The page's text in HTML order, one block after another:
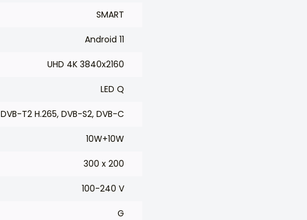
SMART
Android 11
UHD 4K 3840x2160
LED Q
DVB-T2 H.265, DVB-S2, DVB-C
10W+10W
300 x 200
100-240 V
G